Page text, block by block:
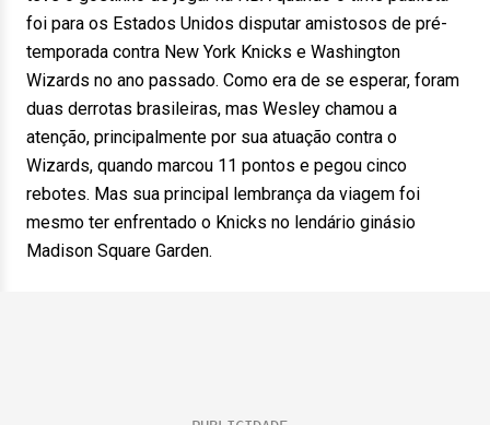
foi para os Estados Unidos disputar amistosos de pré-
temporada contra New York Knicks e Washington
Wizards no ano passado. Como era de se esperar, foram
duas derrotas brasileiras, mas Wesley chamou a
atenção, principalmente por sua atuação contra o
Wizards, quando marcou 11 pontos e pegou cinco
rebotes. Mas sua principal lembrança da viagem foi
mesmo ter enfrentado o Knicks no lendário ginásio
Madison Square Garden.